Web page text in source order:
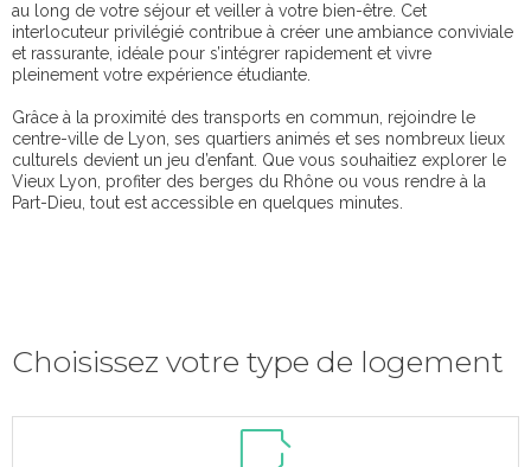
au long de votre séjour et veiller à votre bien-être. Cet
interlocuteur privilégié contribue à créer une ambiance conviviale
et rassurante, idéale pour s’intégrer rapidement et vivre
pleinement votre expérience étudiante.
Grâce à la proximité des transports en commun, rejoindre le
centre-ville de Lyon, ses quartiers animés et ses nombreux lieux
culturels devient un jeu d’enfant. Que vous souhaitiez explorer le
Vieux Lyon, profiter des berges du Rhône ou vous rendre à la
Part-Dieu, tout est accessible en quelques minutes.
Choisissez votre type de logement